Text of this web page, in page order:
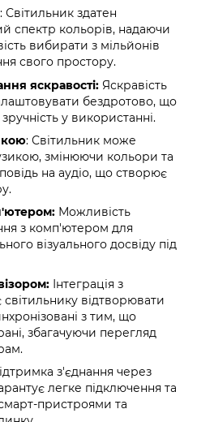
: Світильник здатен
спектр кольорів, надаючи
вибирати з мільйонів
свого простору.
яскравості: Яскравість
бездротово, що
у використанні.
: Світильник може
змінюючи кольори та
на аудіо, що створює
Можливість
з комп'ютером для
візуального досвіду під
Інтеграція з
відтворювати
з тим, що
збагачуючи перегляд
з'єднання через
легке підключення та
пристроями та